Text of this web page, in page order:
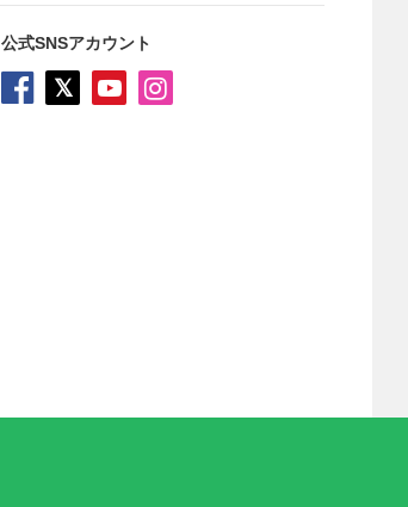
公式SNSアカウント